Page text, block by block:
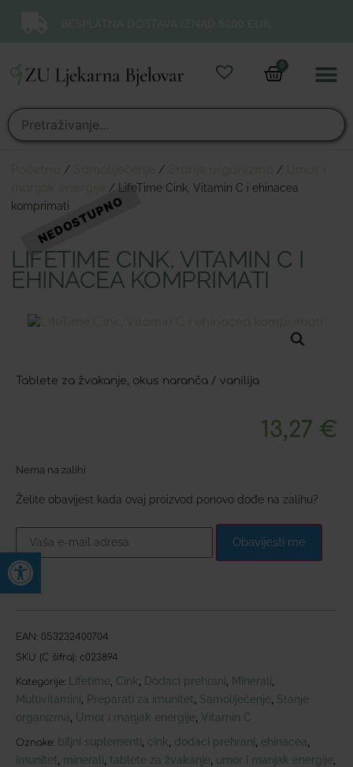
Open toolbar
0
/ / /
/ LifeTime Cink, Vitamin C i ehinacea
komprimati
LIFETIME CINK, VITAMIN C I
EHINACEA KOMPRIMATI
Tablete za žvakanje, okus naranča / vanilija
13,27 €
Nema na zalihi
Želite obavijest kada ovaj proizvod ponovo dođe na zalihu?
Obavijesti me
EAN: 053232400704
SKU (C šifra): c023894
Kategorije: Lifetime Cink Dodaci prehrani Minerali
Multivitamini Preparati za imunitet Samoliječenje Stanje
organizma Umor i manjak energije Vitamin C
Oznake: biljni suplementi cink dodaci prehrani ehinacea
imunitet minerali tablete za žvakanje umor i manjak energije